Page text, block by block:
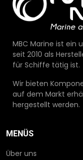
MBC Marine ist ein
seit 2010 als
für Schiffe tätig ist.
Wir bieten
auf dem Markt
hergestellt werden.
MENÜS
Über uns